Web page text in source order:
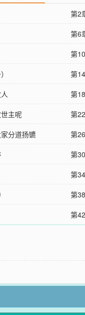
第2
第6
第
第
第
主呢
第
分道扬镳
第
第
第
第
第